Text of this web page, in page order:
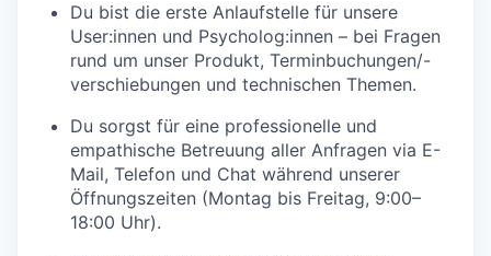
Du bist die erste Anlaufstelle für unsere
User:innen und Psycholog:innen – bei Fragen
rund um unser Produkt, Terminbuchungen/-
verschiebungen und technischen Themen.
Du sorgst für eine professionelle und
empathische Betreuung aller Anfragen via E-
Mail, Telefon und Chat während unserer
Öffnungszeiten (Montag bis Freitag, 9:00–
18:00 Uhr).